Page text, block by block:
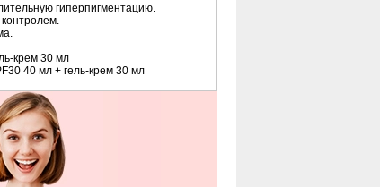
гиперпигментацию.
крем 30 мл
40 мл + гель-крем 30 мл